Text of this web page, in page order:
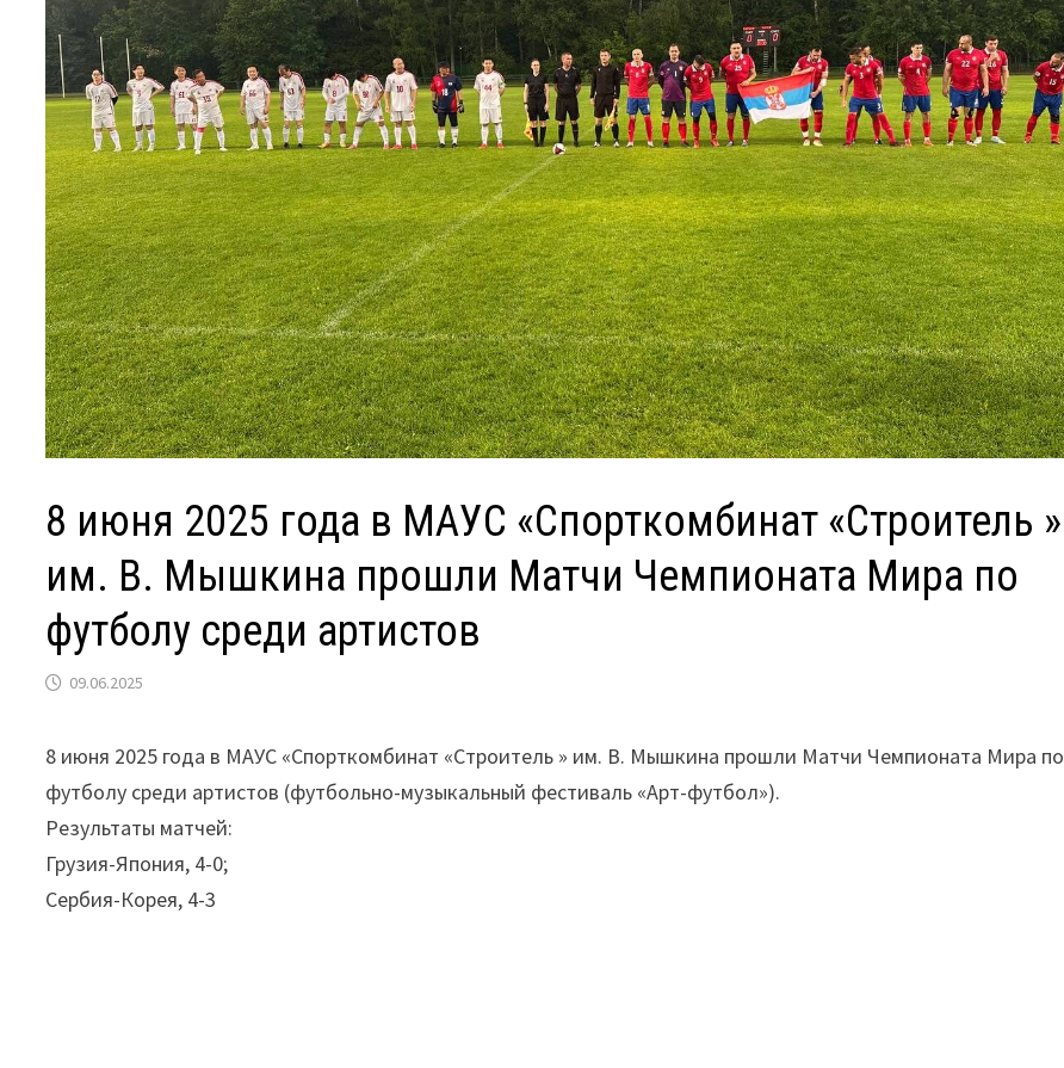
8 июня 2025 года в МАУС «Спорткомбинат «Строитель »
им. В. Мышкина прошли Матчи Чемпионата Мира по
футболу среди артистов
09.06.2025
8 июня 2025 года в МАУС «Спорткомбинат «Строитель » им. В. Мышкина прошли Матчи Чемпионата Мира по
футболу среди артистов (футбольно-музыкальный фестиваль «Арт-футбол»).
Результаты матчей:
Грузия-Япония, 4-0;
Сербия-Корея, 4-3